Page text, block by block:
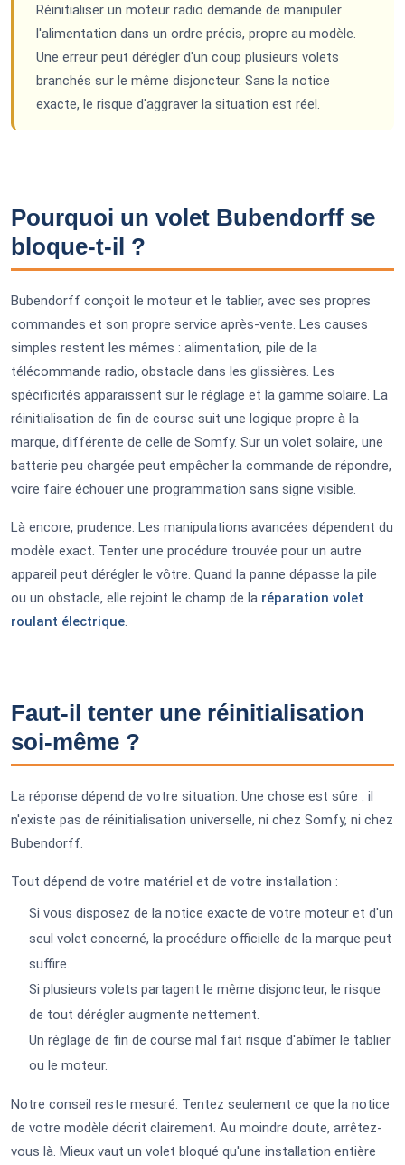
Réinitialiser un moteur radio demande de manipuler
l'alimentation dans un ordre précis, propre au modèle.
Une erreur peut dérégler d'un coup plusieurs volets
branchés sur le même disjoncteur. Sans la notice
exacte, le risque d'aggraver la situation est réel.
Pourquoi un volet Bubendorff se
bloque-t-il ?
Bubendorff conçoit le moteur et le tablier, avec ses propres
commandes et son propre service après-vente. Les causes
simples restent les mêmes : alimentation, pile de la
télécommande radio, obstacle dans les glissières. Les
spécificités apparaissent sur le réglage et la gamme solaire. La
réinitialisation de fin de course suit une logique propre à la
marque, différente de celle de Somfy. Sur un volet solaire, une
batterie peu chargée peut empêcher la commande de répondre,
voire faire échouer une programmation sans signe visible.
Là encore, prudence. Les manipulations avancées dépendent du
modèle exact. Tenter une procédure trouvée pour un autre
appareil peut dérégler le vôtre. Quand la panne dépasse la pile
ou un obstacle, elle rejoint le champ de la réparation volet
roulant électrique.
Faut-il tenter une réinitialisation
soi-même ?
La réponse dépend de votre situation. Une chose est sûre : il
n'existe pas de réinitialisation universelle, ni chez Somfy, ni chez
Bubendorff.
Tout dépend de votre matériel et de votre installation :
Si vous disposez de la notice exacte de votre moteur et d'un
seul volet concerné, la procédure officielle de la marque peut
suffire.
Si plusieurs volets partagent le même disjoncteur, le risque
de tout dérégler augmente nettement.
Un réglage de fin de course mal fait risque d'abîmer le tablier
ou le moteur.
Notre conseil reste mesuré. Tentez seulement ce que la notice
de votre modèle décrit clairement. Au moindre doute, arrêtez-
vous là. Mieux vaut un volet bloqué qu'une installation entière